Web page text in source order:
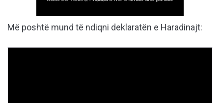
Më poshtë mund të ndiqni deklaratën e Haradinajt: